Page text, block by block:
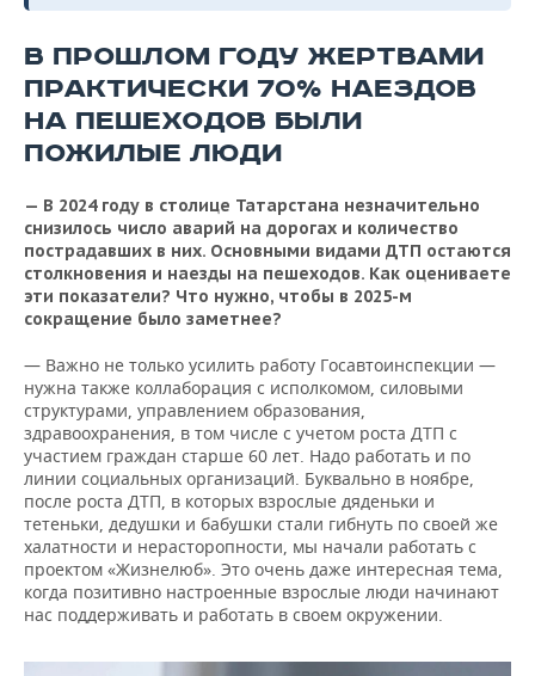
В ПРОШЛОМ ГОДУ ЖЕРТВАМИ
ПРАКТИЧЕСКИ 70% НАЕЗДОВ
НА ПЕШЕХОДОВ БЫЛИ
ПОЖИЛЫЕ ЛЮДИ
— В 2024 году в столице Татарстана незначительно
снизилось число аварий на дорогах и количество
пострадавших в них. Основными видами ДТП остаются
столкновения и наезды на пешеходов. Как оцениваете
эти показатели? Что нужно, чтобы в 2025-м
сокращение было заметнее?
— Важно не только усилить работу Госавтоинспекции —
нужна также коллаборация с исполкомом, силовыми
структурами, управлением образования,
здравоохранения, в том числе с учетом роста ДТП с
участием граждан старше 60 лет. Надо работать и по
линии социальных организаций. Буквально в ноябре,
после роста ДТП, в которых взрослые дяденьки и
тетеньки, дедушки и бабушки стали гибнуть по своей же
халатности и нерасторопности, мы начали работать с
проектом «Жизнелюб». Это очень даже интересная тема,
когда позитивно настроенные взрослые люди начинают
нас поддерживать и работать в своем окружении.